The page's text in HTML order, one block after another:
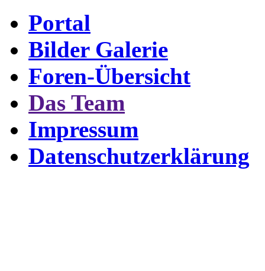
Portal
Bilder Galerie
Foren-Übersicht
Das Team
Impressum
Datenschutzerklärung